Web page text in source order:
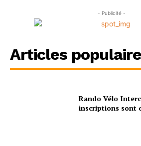
- Publicité -
Articles
Rando Vélo
inscriptions sont